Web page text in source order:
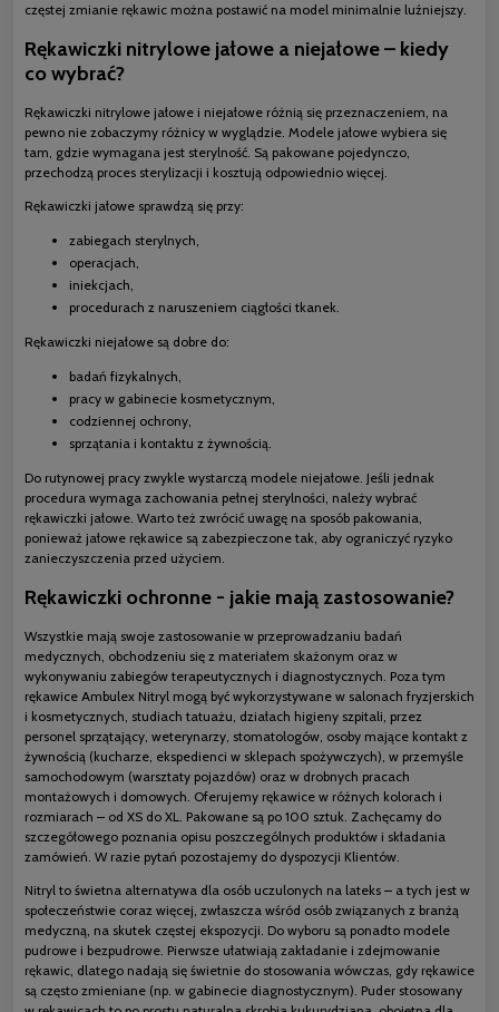
częstej zmianie rękawic można postawić na model minimalnie luźniejszy.
Rękawiczki nitrylowe jałowe a niejałowe – kiedy
co wybrać?
Rękawiczki nitrylowe jałowe i niejałowe różnią się przeznaczeniem, na
pewno nie zobaczymy różnicy w wyglądzie. Modele jałowe wybiera się
tam, gdzie wymagana jest sterylność. Są pakowane pojedynczo,
przechodzą proces sterylizacji i kosztują odpowiednio więcej.
Rękawiczki jałowe sprawdzą się przy:
zabiegach sterylnych,
operacjach,
iniekcjach,
procedurach z naruszeniem ciągłości tkanek.
Rękawiczki niejałowe są dobre do:
badań fizykalnych,
pracy w gabinecie kosmetycznym,
codziennej ochrony,
sprzątania i kontaktu z żywnością.
Do rutynowej pracy zwykle wystarczą modele niejałowe. Jeśli jednak
procedura wymaga zachowania pełnej sterylności, należy wybrać
rękawiczki jałowe. Warto też zwrócić uwagę na sposób pakowania,
ponieważ jałowe rękawice są zabezpieczone tak, aby ograniczyć ryzyko
zanieczyszczenia przed użyciem.
Rękawiczki ochronne - jakie mają zastosowanie?
Wszystkie mają swoje zastosowanie w przeprowadzaniu badań
medycznych, obchodzeniu się z materiałem skażonym oraz w
wykonywaniu zabiegów terapeutycznych i diagnostycznych. Poza tym
rękawice Ambulex Nitryl mogą być wykorzystywane w salonach fryzjerskich
i kosmetycznych, studiach tatuażu, działach higieny szpitali, przez
personel sprzątający, weterynarzy, stomatologów, osoby mające kontakt z
żywnością (kucharze, ekspedienci w sklepach spożywczych), w przemyśle
samochodowym (warsztaty pojazdów) oraz w drobnych pracach
montażowych i domowych. Oferujemy rękawice w różnych kolorach i
rozmiarach – od XS do XL. Pakowane są po 100 sztuk. Zachęcamy do
szczegółowego poznania opisu poszczególnych produktów i składania
zamówień. W razie pytań pozostajemy do dyspozycji Klientów.
Nitryl to świetna alternatywa dla osób uczulonych na lateks – a tych jest w
społeczeństwie coraz więcej, zwłaszcza wśród osób związanych z branżą
medyczną, na skutek częstej ekspozycji. Do wyboru są ponadto modele
pudrowe i bezpudrowe. Pierwsze ułatwiają zakładanie i zdejmowanie
rękawic, dlatego nadają się świetnie do stosowania wówczas, gdy rękawice
są często zmieniane (np. w gabinecie diagnostycznym). Puder stosowany